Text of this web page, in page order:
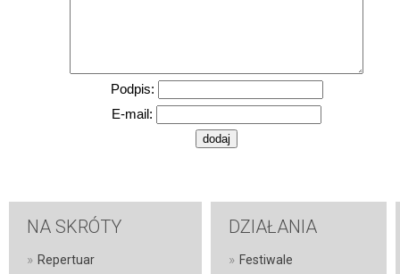
Podpis:
E-mail:
NA SKRÓTY
» Repertuar
DZIAŁANIA
» Festiwale